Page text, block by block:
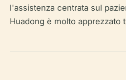
l'assistenza centrata sul
Huadong è molto apprezzato